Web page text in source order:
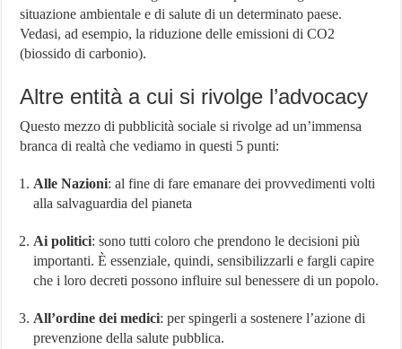
situazione ambientale e di salute di un determinato paese.
Vedasi, ad esempio, la riduzione delle emissioni di CO2
(biossido di carbonio).
Altre entità a cui si rivolge l’advocacy
Questo mezzo di pubblicità sociale si rivolge ad un’immensa
branca di realtà che vediamo in questi 5 punti:
Alle Nazioni: al fine di fare emanare dei provvedimenti volti
alla salvaguardia del pianeta
Ai politici: sono tutti coloro che prendono le decisioni più
importanti. È essenziale, quindi, sensibilizzarli e fargli capire
che i loro decreti possono influire sul benessere di un popolo.
All’ordine dei medici: per spingerli a sostenere l’azione di
prevenzione della salute pubblica.